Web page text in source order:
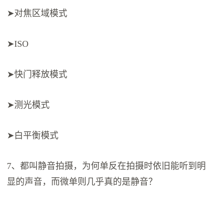
➤对焦区域模式
➤ISO
➤快门释放模式
➤测光模式
➤白平衡模式
7、都叫静音拍摄，为何单反在拍摄时依旧能听到明
显的声音，而微单则几乎真的是静音？